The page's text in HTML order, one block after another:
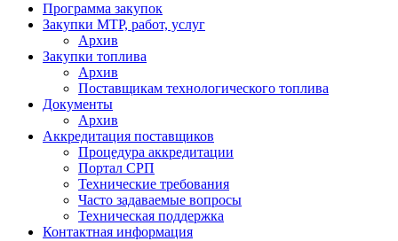
Программа закупок
Закупки МТР, работ, услуг
Архив
Закупки топлива
Архив
Поставщикам технологического топлива
Документы
Архив
Аккредитация поставщиков
Процедура аккредитации
Портал СРП
Технические требования
Часто задаваемые вопросы
Техническая поддержка
Контактная информация